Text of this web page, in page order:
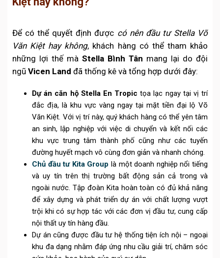
Để có thể quyết định được có nên đầu tư Stella Võ
Văn Kiệt hay không, khách hàng có thể tham khảo
những lợi thế mà Stella Bình Tân mang lại do đội
ngũ Vicen Land đã thống kê và tổng hợp dưới đây:
Dự án căn hộ Stella En Tropic tọa lạc ngay tại vị trí
đắc địa, là khu vực vàng ngay tại mặt tiền đại lộ Võ
Văn Kiệt. Với vị trí này, quý khách hàng có thể yên tâm
an sinh, lập nghiệp với việc di chuyển và kết nối các
khu vực trung tâm thành phố cũng như các tuyến
đường huyết mạch vô cùng đơn giản và nhanh chóng.
Chủ đầu tư Kita Group là một doanh nghiệp nổi tiếng
và uy tín trên thị trường bất động sản cả trong và
ngoài nước. Tập đoàn Kita hoàn toàn có đủ khả năng
để xây dựng và phát triển dự án với chất lượng vượt
trội khi có sự hợp tác với các đơn vị đầu tư, cung cấp
nội thất uy tín hàng đầu.
Dự án cũng được đầu tư hệ thống tiện ích nội – ngoại
khu đa dạng nhằm đáp ứng nhu cầu giải trí, chăm sóc